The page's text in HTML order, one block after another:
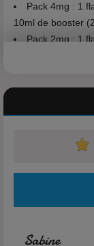
Pack 4mg : 1
10ml de booster
Pack 2mg : 1
10ml de booster
10ml de booster
Principe
Pour obtenir le
Sabine